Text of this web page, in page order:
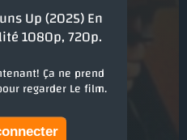
Up (2025) En
1080p, 720p.
Ça ne prend
regarder Le film.